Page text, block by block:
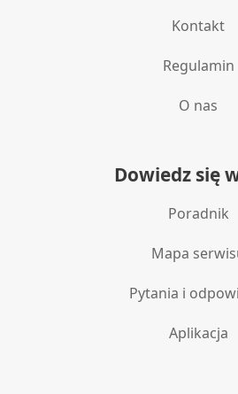
Kontakt
Regulamin
O nas
Dowiedz się
Poradnik
Mapa
Pytania i
Aplikacja